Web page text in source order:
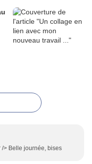
/> Belle journée, bises